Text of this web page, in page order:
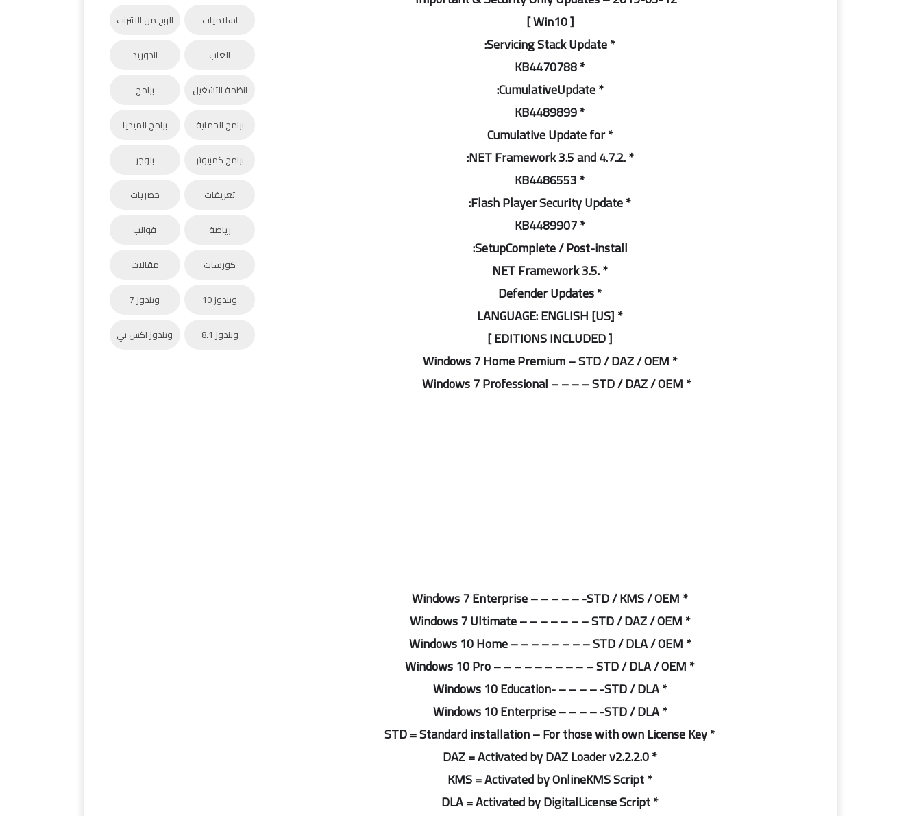
[ Win10 ]
* Servicing Stack Update:
* KB4470788
* CumulativeUpdate:
* KB4489899
* Cumulative Update for
* .NET Framework 3.5 and 4.7.2:
* KB4486553
* Flash Player Security Update:
* KB4489907
SetupComplete / Post-install:
* .NET Framework 3.5
* Defender Updates
* LANGUAGE: ENGLISH [US]
[ EDITIONS INCLUDED ]
* Windows 7 Home Premium – STD / DAZ / OEM
* Windows 7 Professional – – – – STD / DAZ / OEM
* Windows 7 Enterprise – – – – – -STD / KMS / OEM
* Windows 7 Ultimate – – – – – – – STD / DAZ / OEM
* Windows 10 Home – – – – – – – – STD / DLA / OEM
* Windows 10 Pro – – – – – – – – – – STD / DLA / OEM
* Windows 10 Education- – – – – -STD / DLA
* Windows 10 Enterprise – – – – -STD / DLA
* STD = Standard installation – For those with own License Key
* DAZ = Activated by DAZ Loader v2.2.2.0
* KMS = Activated by OnlineKMS Script
* DLA = Activated by DigitalLicense Script
اسلاميات الربح من الانترنت
العاب اندوريد
انظمة التشغيل برامج
برامج الحماية برامج الميديا
برامج كمبيوتر بلوجر
تعريفات حصريات
رياضة قوالب
كورسات مقالات
ويندوز 10 ويندوز 7
ويندوز 8.1 ويندوز اكس بي